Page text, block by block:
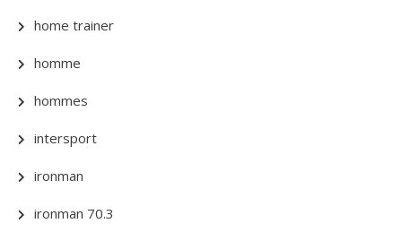
home trainer
homme
hommes
intersport
ironman
ironman 70.3